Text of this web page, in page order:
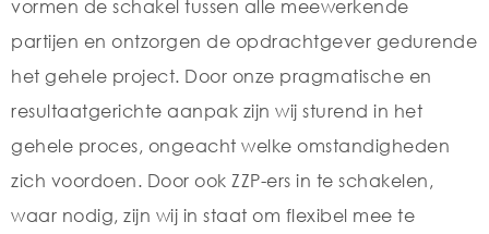
vormen de schakel tussen alle meewerkende
partijen en ontzorgen de opdrachtgever gedurende
het gehele project. Door onze pragmatische en
resultaatgerichte aanpak zijn wij sturend in het
gehele proces, ongeacht welke omstandigheden
zich voordoen. Door ook ZZP-ers in te schakelen,
waar nodig, zijn wij in staat om flexibel mee te